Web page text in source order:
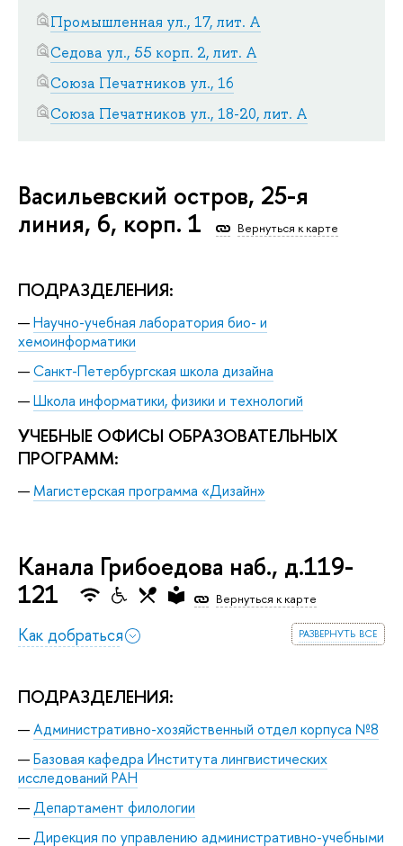
Промышленная ул., 17, лит. А
Седова ул., 55 корп. 2, лит. А
Союза Печатников ул., 16
Союза Печатников ул., 18-20, лит. А
Васильевский остров, 25-я
линия, 6, корп. 1
Вернуться к карте
ПОДРАЗДЕЛЕНИЯ:
Научно-учебная лаборатория био- и
хемоинформатики
Санкт-Петербургская школа дизайна
Школа информатики, физики и технологий
УЧЕБНЫЕ ОФИСЫ ОБРАЗОВАТЕЛЬНЫХ
ПРОГРАММ:
Магистерская программа «Дизайн»
Канала Грибоедова наб., д.119-
121
Вернуться к карте
развернуть все
Как добраться
ПОДРАЗДЕЛЕНИЯ:
Административно-хозяйственный отдел корпуса №8
Базовая кафедра Института лингвистических
исследований РАН
Департамент филологии
Дирекция по управлению административно-учебными